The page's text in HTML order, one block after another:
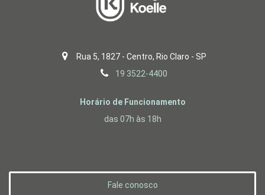
Rua 5, 1827 - Centro, Rio Claro - SP
19 3522-4400
Horário de Funcionamento
das 07h às 18h
Fale conosco